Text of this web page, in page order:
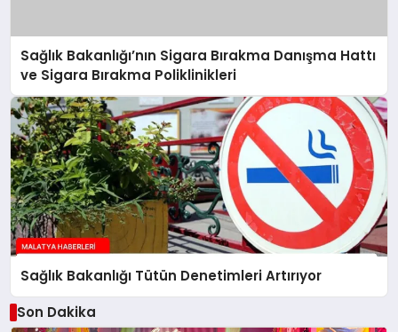
Sağlık Bakanlığı’nın Sigara Bırakma Danışma Hattı
ve Sigara Bırakma Poliklinikleri
Sağlık Bakanlığı Tütün Denetimleri Artırıyor
Son Dakika